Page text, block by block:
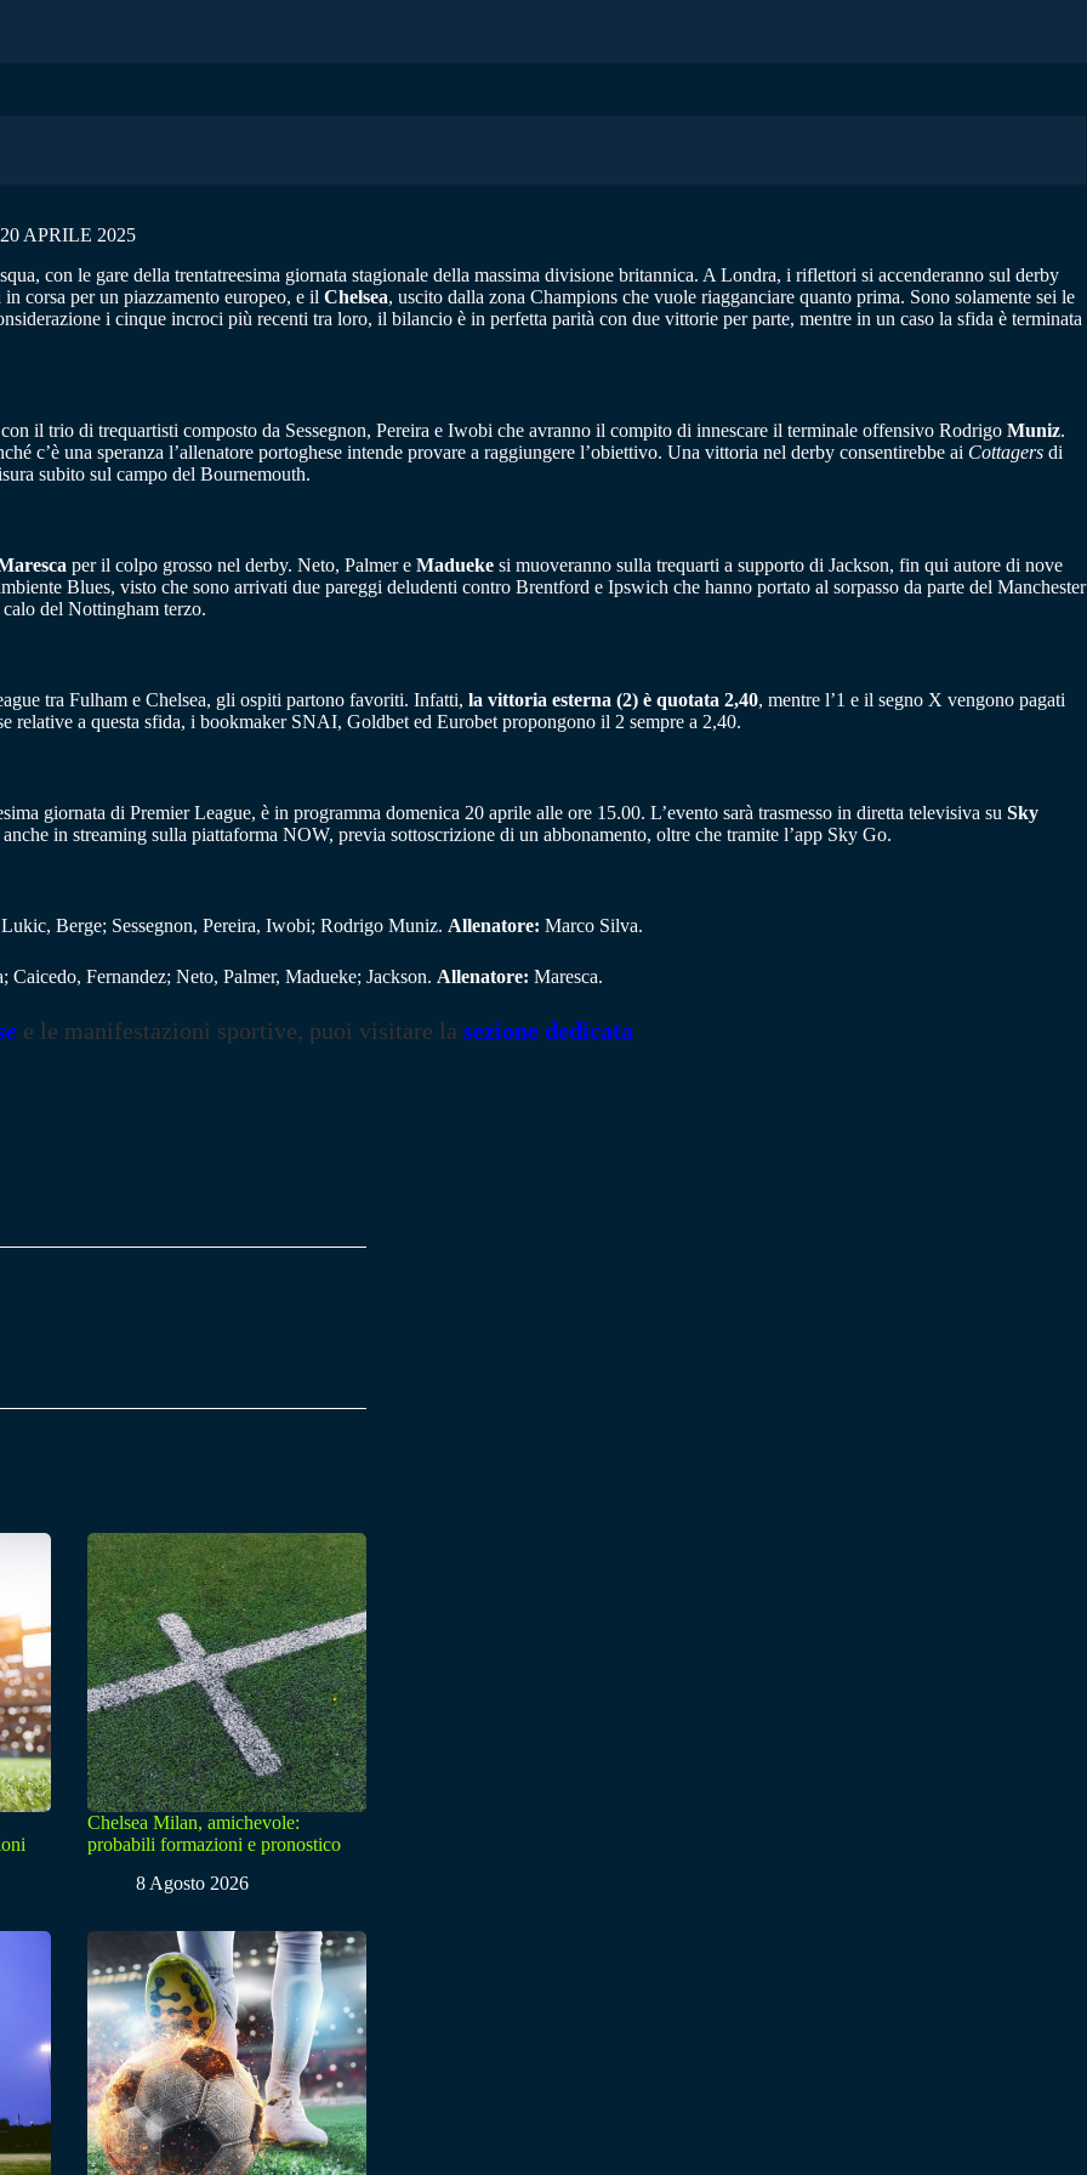
APRILE 2025
con le gare della trentatreesima giornata stagionale della massima divisione britannica. A Londra, i riflettori si accenderanno sul derby
corsa per un piazzamento europeo, e il Chelsea, uscito dalla zona Champions che vuole riagganciare quanto prima. Sono solamente sei le
i cinque incroci più recenti tra loro, il bilancio è in perfetta parità con due vittorie per parte, mentre in un caso la sfida è terminata
il trio di trequartisti composto da Sessegnon, Pereira e Iwobi che avranno il compito di innescare il terminale offensivo Rodrigo Muniz.
c’è una speranza l’allenatore portoghese intende provare a raggiungere l’obiettivo. Una vittoria nel derby consentirebbe ai Cottagers di
subito sul campo del Bournemouth.
per il colpo grosso nel derby. Neto, Palmer e Madueke si muoveranno sulla trequarti a supporto di Jackson, fin qui autore di nove
Blues, visto che sono arrivati due pareggi deludenti contro Brentford e Ipswich che hanno portato al sorpasso da parte del Manchester
del Nottingham terzo.
tra Fulham e Chelsea, gli ospiti partono favoriti. Infatti, la vittoria esterna (2) è quotata 2,40, mentre l’1 e il segno X vengono pagati
relative a questa sfida, i bookmaker SNAI, Goldbet ed Eurobet propongono il 2 sempre a 2,40.
giornata di Premier League, è in programma domenica 20 aprile alle ore 15.00. L’evento sarà trasmesso in diretta televisiva su Sky
in streaming sulla piattaforma NOW, previa sottoscrizione di un abbonamento, oltre che tramite l’app Sky Go.
Berge; Sessegnon, Pereira, Iwobi; Rodrigo Muniz. Allenatore: Marco Silva.
Fernandez; Neto, Palmer, Madueke; Jackson. Allenatore: Maresca.
e le manifestazioni sportive, puoi visitare la sezione dedicata
Chelsea Milan, amichevole:
probabili formazioni e pronostico
8 Agosto 2026